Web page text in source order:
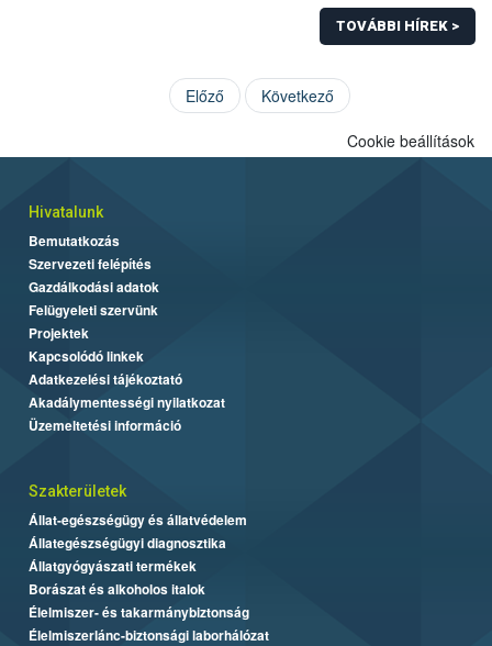
TOVÁBBI HÍREK >
Előző Következő
Cookie beállítások
Hivatalunk
Bemutatkozás
Szervezeti felépítés
Gazdálkodási adatok
Felügyeleti szervünk
Projektek
Kapcsolódó linkek
Adatkezelési tájékoztató
Akadálymentességi nyilatkozat
Üzemeltetési információ
Szakterületek
Állat-egészségügy és állatvédelem
Állategészségügyi diagnosztika
Állatgyógyászati termékek
Borászat és alkoholos italok
Élelmiszer- és takarmánybiztonság
Élelmiszerlánc-biztonsági laborhálózat